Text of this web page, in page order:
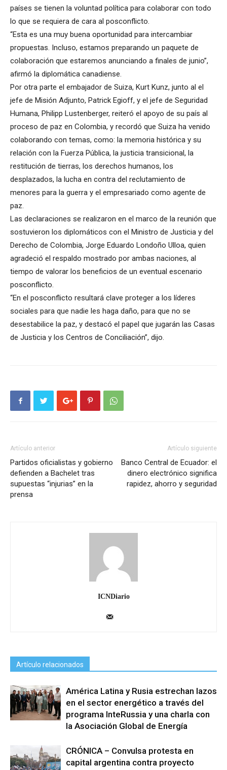
países se tienen la voluntad política para colaborar con todo
lo que se requiera de cara al posconflicto.
“Esta es una muy buena oportunidad para intercambiar
propuestas. Incluso, estamos preparando un paquete de
colaboración que estaremos anunciando a finales de junio”,
afirmó la diplomática canadiense.
Por otra parte el embajador de Suiza, Kurt Kunz, junto al el
jefe de Misión Adjunto, Patrick Egioff, y el jefe de Seguridad
Humana, Philipp Lustenberger, reiteró el apoyo de su país al
proceso de paz en Colombia, y recordó que Suiza ha venido
colaborando con temas, como: la memoria histórica y su
relación con la Fuerza Pública, la justicia transicional, la
restitución de tierras, los derechos humanos, los
desplazados, la lucha en contra del reclutamiento de
menores para la guerra y el empresariado como agente de
paz.
Las declaraciones se realizaron en el marco de la reunión que
sostuvieron los diplomáticos con el Ministro de Justicia y del
Derecho de Colombia, Jorge Eduardo Londoño Ulloa, quien
agradeció el respaldo mostrado por ambas naciones, al
tiempo de valorar los beneficios de un eventual escenario
posconflicto.
“En el posconflicto resultará clave proteger a los líderes
sociales para que nadie les haga daño, para que no se
desestabilice la paz, y destacó el papel que jugarán las Casas
de Justicia y los Centros de Conciliación”, dijo.
Artículo anterior
Partidos oficialistas y gobierno
defienden a Bachelet tras
supuestas “injurias” en la
prensa
Artículo siguiente
Banco Central de Ecuador: el
dinero electrónico significa
rapidez, ahorro y seguridad
ICNDiario
Artículo relacionados
América Latina y Rusia estrechan lazos
en el sector energético a través del
programa InteRussia y una charla con
la Asociación Global de Energía
CRÓNICA – Convulsa protesta en
capital argentina contra proyecto